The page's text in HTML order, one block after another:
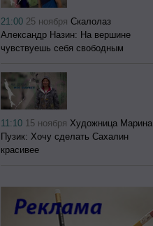
21:00 25 ноября Скалолаз
Александр Назин: На вершине
чувствуешь себя свободным
11:10 15 ноября Художница Марина
Пузик: Хочу сделать Сахалин
красивее